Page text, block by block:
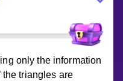
only the information
the triangles are